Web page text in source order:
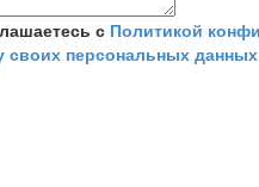
с Политикой
своих персональных данных